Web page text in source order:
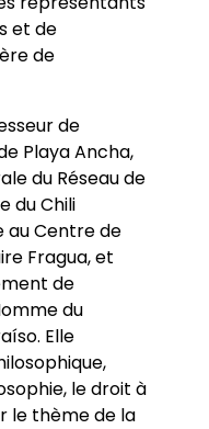
et de
de
de
Playa Ancha,
du Réseau de
du Chili
au Centre de
Fragua, et
de
du
Elle
le droit à
le thème de la